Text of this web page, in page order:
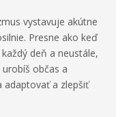
vystavuje akútne
Presne ako keď
každý deň a neustále,
občas a
adaptovaťa zlepšiť